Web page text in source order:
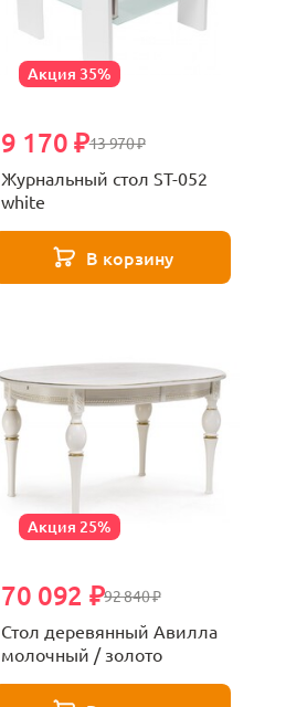
Акция 35%
13 970 ₽
9 170 ₽
Журнальный стол ST-052
white
В корзину
Акция 25%
92 840 ₽
70 092 ₽
Стол деревянный Авилла
молочный / золото